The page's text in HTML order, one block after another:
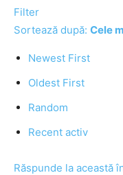
Filter
Sortează după: Cele
Newest First
Oldest First
Random
Recent activ
Răspunde la această